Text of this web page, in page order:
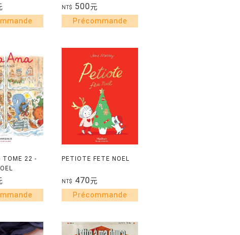
NT$ 500元
TOME 22 -
PETIOTE FETE NOEL
NT$ 470元